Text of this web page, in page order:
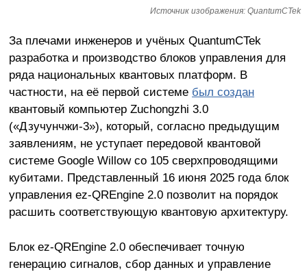
Источник изображения: QuantumCTek
За плечами инженеров и учёных QuantumCTek
разработка и производство блоков управления для
ряда национальных квантовых платформ. В
частности, на её первой системе был создан
квантовый компьютер Zuchongzhi 3.0
(«Дзучунчжи-3»), который, согласно предыдущим
заявлениям, не уступает передовой квантовой
системе Google Willow со 105 сверхпроводящими
кубитами. Представленный 16 июня 2025 года блок
управления ez-QREngine 2.0 позволит на порядок
расшить соответствующую квантовую архитектуру.
Блок ez-QREngine 2.0 обеспечивает точную
генерацию сигналов, сбор данных и управление